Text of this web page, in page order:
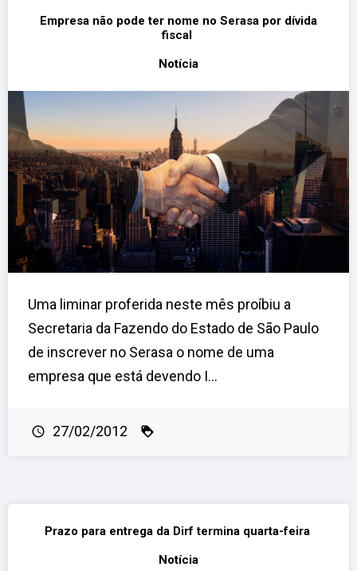
Empresa não pode ter nome no Serasa por dívida
fiscal
Notícia
Uma liminar proferida neste mês proíbiu a
Secretaria da Fazendo do Estado de São Paulo
de inscrever no Serasa o nome de uma
empresa que está devendo I...
27/02/2012
Prazo para entrega da Dirf termina quarta-feira
Notícia